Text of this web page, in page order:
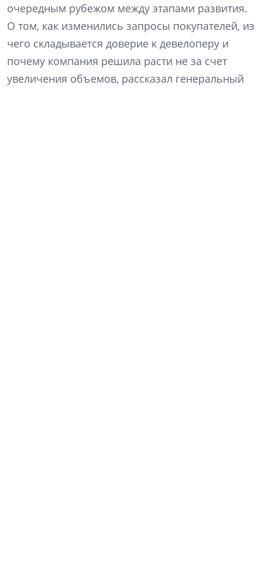
очередным рубежом между этапами развития.
О том, как изменились запросы покупателей, из
чего складывается доверие к девелоперу и
почему компания решила расти не за счет
увеличения объемов, рассказал генеральный